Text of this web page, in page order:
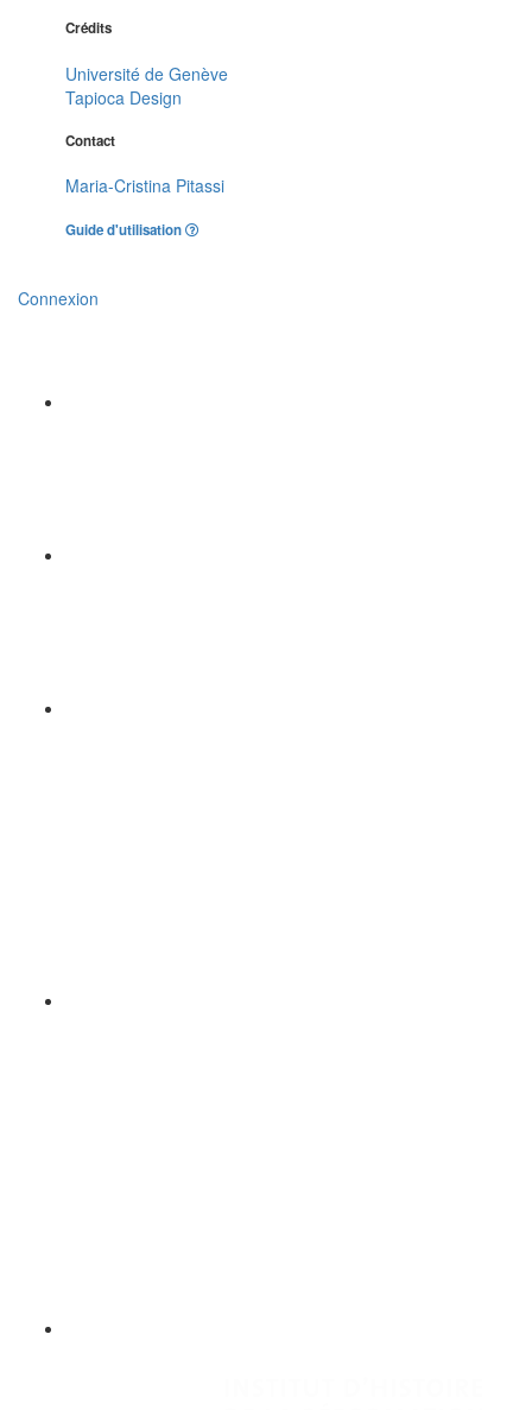
Crédits
Université de Genève
Tapioca Design
Contact
Maria-Cristina Pitassi
Guide d'utilisation
Connexion